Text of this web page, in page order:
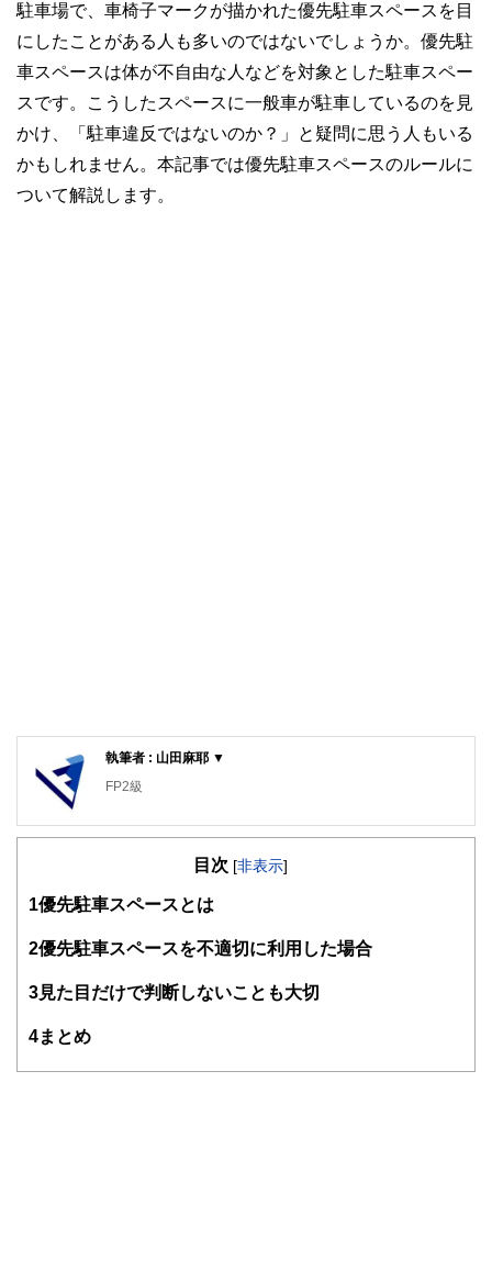
駐車場で、車椅子マークが描かれた優先駐車スペースを目
にしたことがある人も多いのではないでしょうか。優先駐
車スペースは体が不自由な人などを対象とした駐車スペー
スです。こうしたスペースに一般車が駐車しているのを見
かけ、「駐車違反ではないのか？」と疑問に思う人もいる
かもしれません。本記事では優先駐車スペースのルールに
ついて解説します。
執筆者 : 山田麻耶 ▼
FP2級
目次 [非表示]
1優先駐車スペースとは
2優先駐車スペースを不適切に利用した場合
3見た目だけで判断しないことも大切
4まとめ